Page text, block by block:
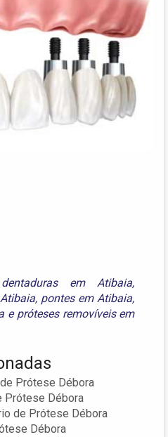
dentaduras em Atibaia,
, pontes em Atibaia,
e próteses removíveis em
Prótese Débora
Prótese Débora
de Prótese Débora
Débora